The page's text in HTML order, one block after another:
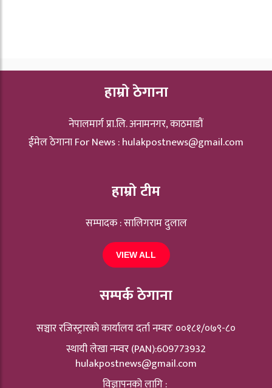
हाम्रो ठेगाना
नेपालमार्ग प्रा.लि. अनामनगर, काठमाडौं
ईमेल ठेगाना For News :hulakpostnews@gmail.com
हाम्रो टीम
सम्पादक : सालिगराम दुलाल
VIEW ALL
सम्पर्क ठेगाना
सञ्चार रजिस्ट्रारकाे कार्यालय दर्ता नम्वरः ००१८१/०७९-८०
स्थायी लेखा नम्वर (PAN):609773932
hulakpostnews@gmail.com
विज्ञापनको लागि :